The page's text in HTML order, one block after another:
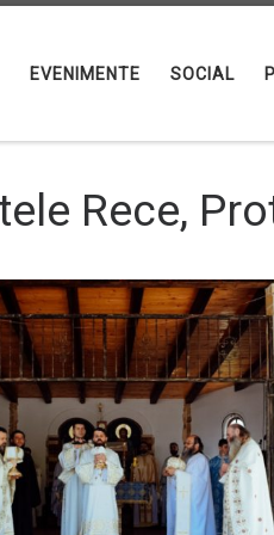
EVENIMENTE SOCIAL
Rece,